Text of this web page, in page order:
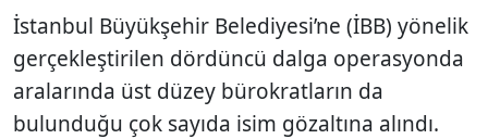
İstanbul Büyükşehir Belediyesi’ne (İBB) yönelik
gerçekleştirilen dördüncü dalga operasyonda
aralarında üst düzey bürokratların da
bulunduğu çok sayıda isim gözaltına alındı.